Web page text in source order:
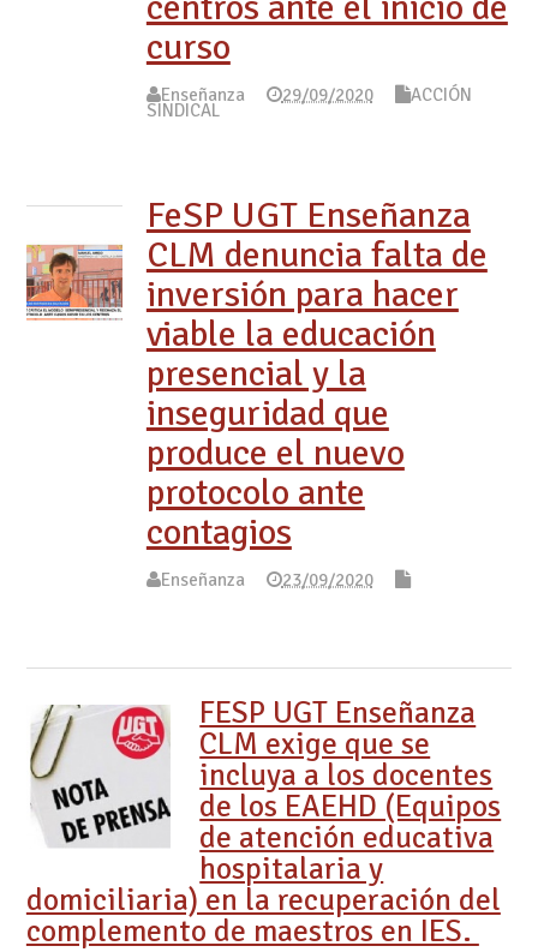
curso
Enseñanza 29/09/2020 ACCIÓN
SINDICAL
FeSP UGT Enseñanza
CLM denuncia falta de
inversión para hacer
viable la educación
presencial y la
inseguridad que
produce el nuevo
protocolo ante
contagios
Enseñanza 23/09/2020
FESP UGT Enseñanza
CLM exige que se
incluya a los docentes
de los EAEHD (Equipos
de atención educativa
hospitalaria y
domiciliaria) en la recuperación del
complemento de maestros en IES.